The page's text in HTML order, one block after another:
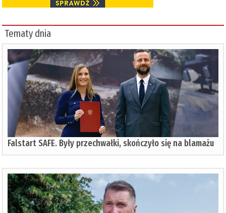
Tematy dnia
Falstart SAFE. Były przechwałki, skończyło się na blamażu